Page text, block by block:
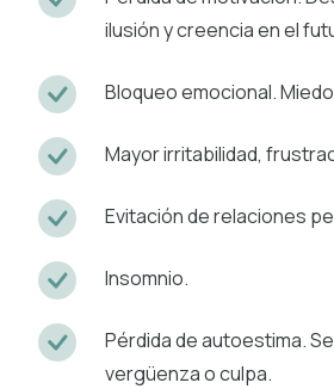
ilusión y creencia en el
Bloqueo emocional.
Mayor irritabilidad,
Evitación de relaciones
Insomnio.
Pérdida de autoestima.
vergüenza o culpa.